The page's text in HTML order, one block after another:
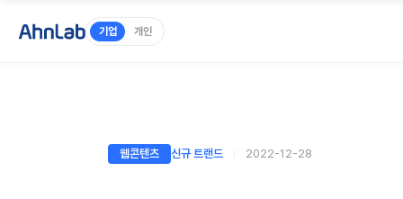
기업 개인
웹콘텐츠 신규 트랜드 2022-12-28